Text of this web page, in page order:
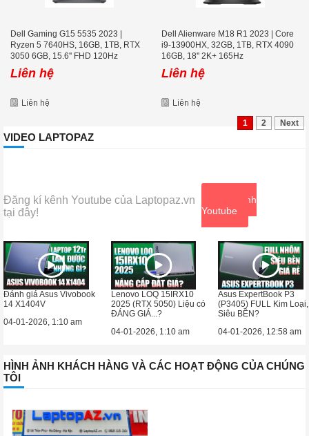
Dell Gaming G15 5535 2023 |
Ryzen 5 7640HS, 16GB, 1TB, RTX
3050 6GB, 15.6'' FHD 120Hz
Liên hệ
Dell Alienware M18 R1 2023 | Core
i9-13900HX, 32GB, 1TB, RTX 4090
16GB, 18'' 2K+ 165Hz
Liên hệ
1 2 Next
VIDEO LAPTOPAZ
Đăng kí kênh Youtube của Laptopaz.vn
tại đây!
Xem kênh
Youtube
Đánh giá Asus Vivobook
14 X1404V
04-01-2026, 1:10 am
Lenovo LOQ 15IRX10
2025 (RTX 5050) Liệu có
ĐÁNG GIÁ...?
04-01-2026, 1:10 am
Asus ExpertBook P3
(P3405) FULL Kim Loại,
Siêu BỀN?
04-01-2026, 12:58 am
HÌNH ẢNH KHÁCH HÀNG VÀ CÁC HOẠT ĐỘNG CỦA CHÚNG
TÔI